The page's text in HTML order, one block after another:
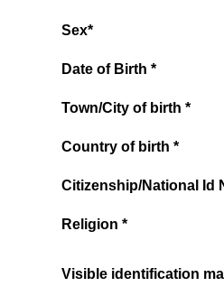
Sex*
Date of Birth *
Town/City of birth *
Country of birth *
Citizenship/National Id
Religion *
Visible identification